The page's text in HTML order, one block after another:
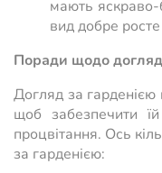
мають яскраво-
вид добре
Поради щодо
Догляд за гарденією
щоб забезпечити
процвітання. Ось
за гарденією: